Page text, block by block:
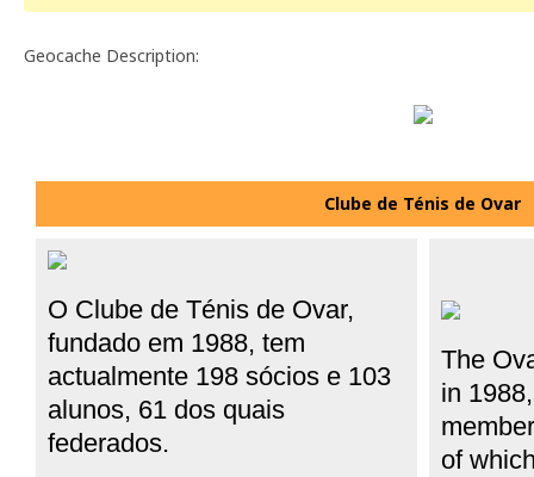
Geocache Description:
Clube de Ténis de Ovar
O Clube de Ténis de Ovar,
fundado em 1988, tem
actualmente 198 sócios e 103
alunos, 61 dos quais
federados.
The
in 1988
of